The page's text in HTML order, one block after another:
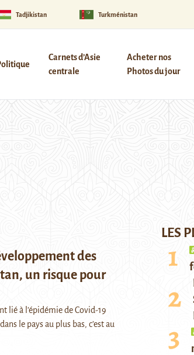
Tadjikistan Turkménistan
Carnets d’Asie
centrale
Acheter nos
Photos du jour
des
un risque pour
lié à l’épidémie de Covid-19
le pays au plus bas, c’est au
LES